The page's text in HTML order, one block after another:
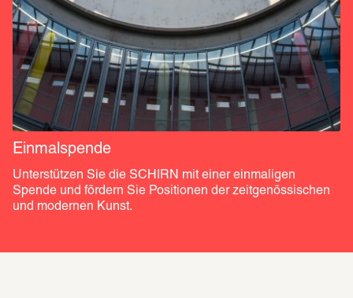
Einmalspende
Unterstützen Sie die SCHIRN mit einer einmaligen
Spende und fördern Sie Positionen der zeitgenössischen
und modernen Kunst.